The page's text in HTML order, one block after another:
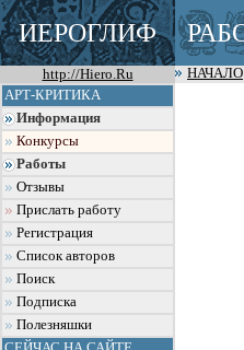
ИЕРОГЛИФ
http://Hiero.Ru НАЧАЛО
АРТ-КРИТИКА
Информация
Конкурсы
Работы
Отзывы
Прислать работу
Регистрация
Список авторов
Поиск
Подписка
Полезняшки